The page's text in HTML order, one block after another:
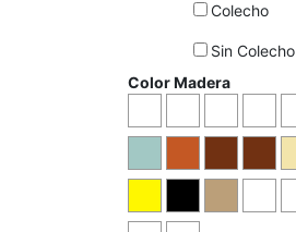
Colecho
Sin Colecho
Color Madera